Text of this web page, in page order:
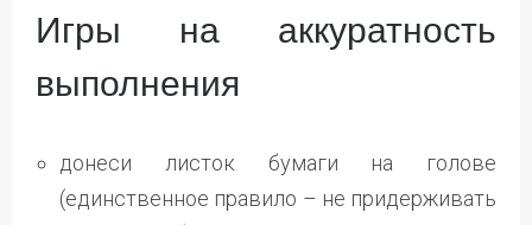
Игры на аккуратность
выполнения
донеси листок бумаги на голове
(единственное правило – не придерживать